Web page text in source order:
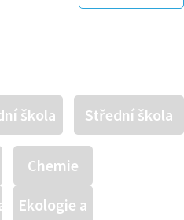
škola Střední škola
Chemie
Ekologie a